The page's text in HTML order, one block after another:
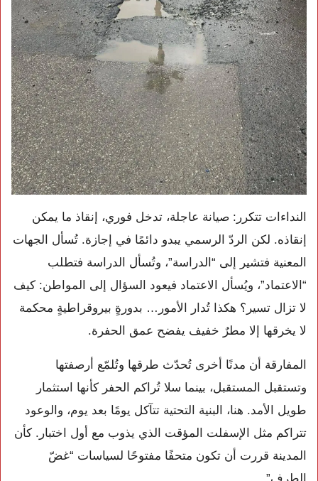
النداءات تتكرر: صيانة عاجلة، تدخل فوري، إنقاذ ما يمكن
إنقاذه. لكن الردّ الرسمي يبدو دائمًا في إجازة. تُسأل الجهات
المعنية فتشير إلى “الدراسة”، وتُسأل الدراسة فتطلب
“الاعتماد”، ويُسأل الاعتماد فيعود السؤال إلى المواطن: كيف
لا تزال تسير؟ هكذا تُدار الأمور… بدورةٍ بيروقراطيةٍ محكمة
لا يخرقها إلا مطرٌ خفيف يفضح عمق الحفرة.
المفارقة أن مدنًا أخرى تُحدّث طرقها وتُلمّع أرصفتها
وتستقبل المستقبل، بينما سلا تُراكم الحفر كأنها استثمار
طويل الأمد. هنا، البنية التحتية تتآكل يومًا بعد يوم، والوعود
تتراكم مثل الإسفلت المؤقت الذي يذوب مع أول اختبار. كأن
المدينة قررت أن تكون متحفًا مفتوحًا لسياسات “غضّ